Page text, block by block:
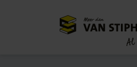
Meer dan
Al